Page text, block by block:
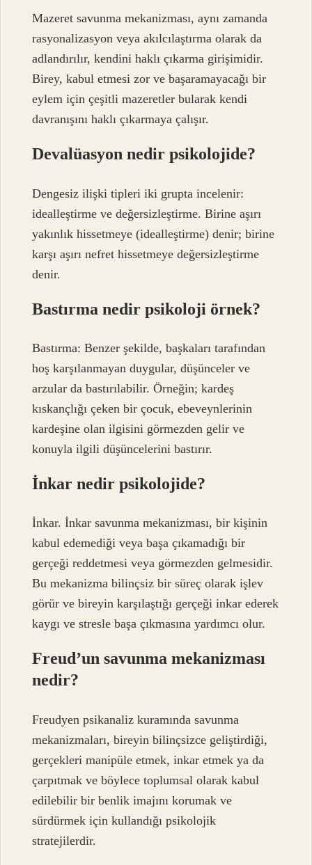
Mazeret savunma mekanizması, aynı zamanda
rasyonalizasyon veya akılcılaştırma olarak da
adlandırılır, kendini haklı çıkarma girişimidir.
Birey, kabul etmesi zor ve başaramayacağı bir
eylem için çeşitli mazeretler bularak kendi
davranışını haklı çıkarmaya çalışır.
Devalüasyon nedir psikolojide?
Dengesiz ilişki tipleri iki grupta incelenir:
idealleştirme ve değersizleştirme. Birine aşırı
yakınlık hissetmeye (idealleştirme) denir; birine
karşı aşırı nefret hissetmeye değersizleştirme
denir.
Bastırma nedir psikoloji örnek?
Bastırma: Benzer şekilde, başkaları tarafından
hoş karşılanmayan duygular, düşünceler ve
arzular da bastırılabilir. Örneğin; kardeş
kıskançlığı çeken bir çocuk, ebeveynlerinin
kardeşine olan ilgisini görmezden gelir ve
konuyla ilgili düşüncelerini bastırır.
İnkar nedir psikolojide?
İnkar. İnkar savunma mekanizması, bir kişinin
kabul edemediği veya başa çıkamadığı bir
gerçeği reddetmesi veya görmezden gelmesidir.
Bu mekanizma bilinçsiz bir süreç olarak işlev
görür ve bireyin karşılaştığı gerçeği inkar ederek
kaygı ve stresle başa çıkmasına yardımcı olur.
Freud’un savunma mekanizması
nedir?
Freudyen psikanaliz kuramında savunma
mekanizmaları, bireyin bilinçsizce geliştirdiği,
gerçekleri manipüle etmek, inkar etmek ya da
çarpıtmak ve böylece toplumsal olarak kabul
edilebilir bir benlik imajını korumak ve
sürdürmek için kullandığı psikolojik
stratejilerdir.